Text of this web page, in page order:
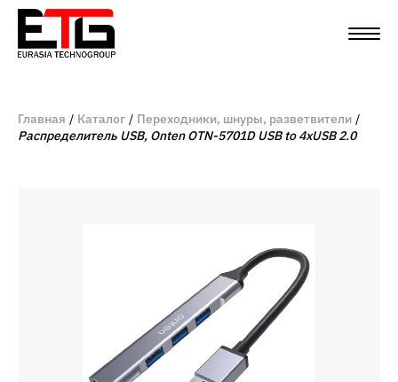
Главная Каталог
Переходники, шнуры, разветвители
Распределитель USB, Onten OTN-5701D USB to 4xUSB 2.0